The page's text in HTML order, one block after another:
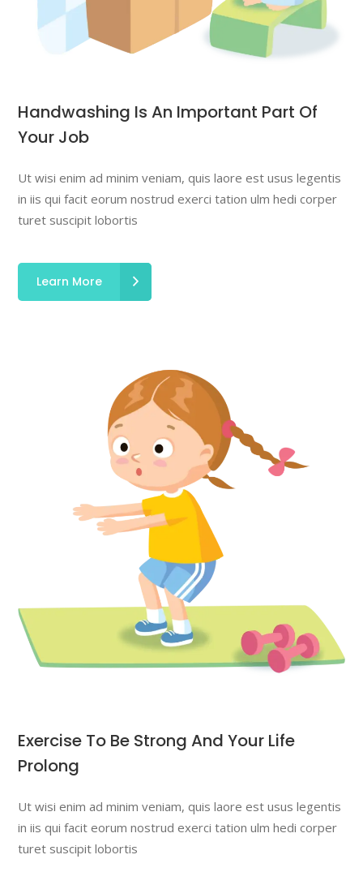
Handwashing Is An Important Part Of
Your Job
Ut wisi enim ad minim veniam, quis laore est usus legentis
in iis qui facit eorum nostrud exerci tation ulm hedi corper
turet suscipit lobortis
Learn More
Exercise To Be Strong And Your Life
Prolong
Ut wisi enim ad minim veniam, quis laore est usus legentis
in iis qui facit eorum nostrud exerci tation ulm hedi corper
turet suscipit lobortis